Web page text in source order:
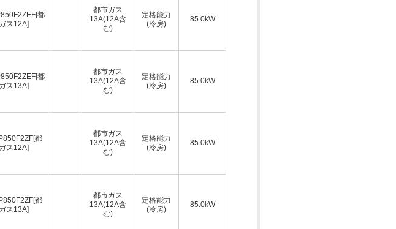
都
ス12A]
都市ガス
13A(12A含
む)
定格能力
(冷房)
85.0kW
都
ス13A]
都市ガス
13A(12A含
む)
定格能力
(冷房)
85.0kW
都
ス12A]
都市ガス
13A(12A含
む)
定格能力
(冷房)
85.0kW
都
ス13A]
都市ガス
13A(12A含
む)
定格能力
(冷房)
85.0kW